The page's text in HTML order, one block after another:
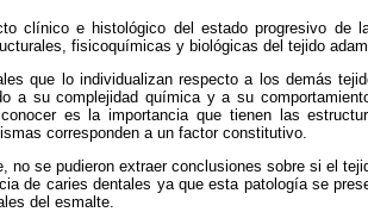
clínico e histológico del estado progresivo de
fisicoquímicas y biológicas del tejido
que lo individualizan respecto a los demás
a su complejidad química y a su
es la importancia que tienen las
corresponden a un factor constitutivo.
no se pudieron extraer conclusiones sobre si el
de caries dentales ya que esta patología se
del esmalte.